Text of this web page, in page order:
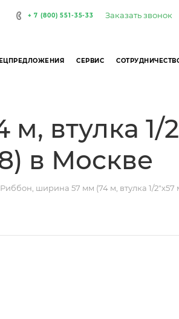
+ 7 (800) 551-35-33 Заказать звонок
СЕРВИС
втулка 1/
в Москве
Риббон, ширина 57 мм (74 м, втулка 1/2"x57